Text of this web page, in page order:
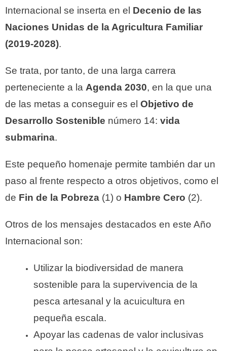
Internacional se inserta en el Decenio de las
Naciones Unidas de la Agricultura Familiar
(2019-2028).
Se trata, por tanto, de una larga carrera
perteneciente a la Agenda 2030, en la que una
de las metas a conseguir es el Objetivo de
Desarrollo Sostenible número 14: vida
submarina.
Este pequeño homenaje permite también dar un
paso al frente respecto a otros objetivos, como el
de Fin de la Pobreza (1) o Hambre Cero (2).
Otros de los mensajes destacados en este Año
Internacional son:
Utilizar la biodiversidad de manera
sostenible para la supervivencia de la
pesca artesanal y la acuicultura en
pequeña escala.
Apoyar las cadenas de valor inclusivas